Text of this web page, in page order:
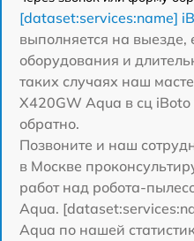
[dataset:services:name]
выполняется на выезде,
оборудования и
таких случаях наш
Х420GW Aqua в сц iBoto
обратно.
Позвоните и наш
в Москве
работ над робота-
Aqua.
Aqua по нашей